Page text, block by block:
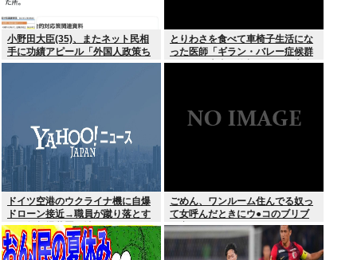
小野田大臣(35)、またネット民相
手に功績アピール「外国人政策ち
ゃんとやってます」www
とりわさを食べて車椅子生活にな
った医師「ギラン・バレー症候群
になって本当に絶望。死んだ方が
ドイツ空港のウクライナ機に自爆
ドローン接近→職員が蹴り落とす
→偶然起爆装置が壊れセーフ
ごめん、ワンルーム住んでる奴っ
て女呼んだときにウ●コのブリブ
リ音どうしてんの？？